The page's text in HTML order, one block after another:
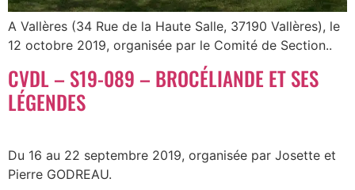
A Vallères (34 Rue de la Haute Salle, 37190 Vallères), le
12 octobre 2019, organisée par le Comité de Section..
CVDL – S19-089 – BROCÉLIANDE ET SES
LÉGENDES
Du 16 au 22 septembre 2019, organisée par Josette et
Pierre GODREAU.